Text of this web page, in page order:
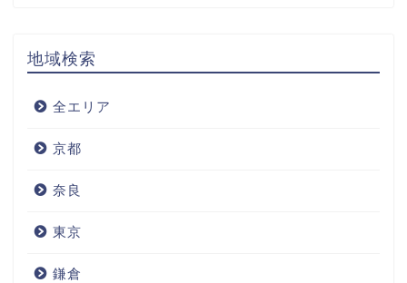
地域検索
全エリア
京都
奈良
東京
鎌倉